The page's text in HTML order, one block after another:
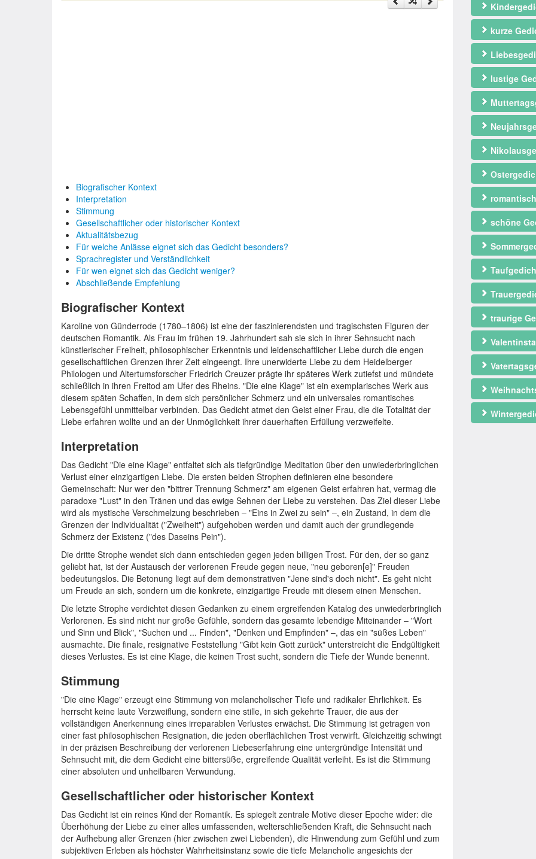
Biografischer Kontext
Interpretation
Stimmung
Gesellschaftlicher oder historischer Kontext
Aktualitätsbezug
Für welche Anlässe eignet sich das Gedicht besonders?
Sprachregister und Verständlichkeit
Für wen eignet sich das Gedicht weniger?
Abschließende Empfehlung
Biografischer Kontext
Karoline von Günderrode (1780–1806) ist eine der faszinierendsten und tragischsten Figuren der
deutschen Romantik. Als Frau im frühen 19. Jahrhundert sah sie sich in ihrer Sehnsucht nach
künstlerischer Freiheit, philosophischer Erkenntnis und leidenschaftlicher Liebe durch die engen
gesellschaftlichen Grenzen ihrer Zeit eingeengt. Ihre unerwiderte Liebe zu dem Heidelberger
Philologen und Altertumsforscher Friedrich Creuzer prägte ihr späteres Werk zutiefst und mündete
schließlich in ihren Freitod am Ufer des Rheins. "Die eine Klage" ist ein exemplarisches Werk aus
diesem späten Schaffen, in dem sich persönlicher Schmerz und ein universales romantisches
Lebensgefühl unmittelbar verbinden. Das Gedicht atmet den Geist einer Frau, die die Totalität der
Liebe erfahren wollte und an der Unmöglichkeit ihrer dauerhaften Erfüllung verzweifelte.
Interpretation
Das Gedicht "Die eine Klage" entfaltet sich als tiefgründige Meditation über den unwiederbringlichen
Verlust einer einzigartigen Liebe. Die ersten beiden Strophen definieren eine besondere
Gemeinschaft: Nur wer den "bittrer Trennung Schmerz" am eigenen Geist erfahren hat, vermag die
paradoxe "Lust" in den Tränen und das ewige Sehnen der Liebe zu verstehen. Das Ziel dieser Liebe
wird als mystische Verschmelzung beschrieben – "Eins in Zwei zu sein" –, ein Zustand, in dem die
Grenzen der Individualität ("Zweiheit") aufgehoben werden und damit auch der grundlegende
Schmerz der Existenz ("des Daseins Pein").
Die dritte Strophe wendet sich dann entschieden gegen jeden billigen Trost. Für den, der so ganz
geliebt hat, ist der Austausch der verlorenen Freude gegen neue, "neu geboren[e]" Freuden
bedeutungslos. Die Betonung liegt auf dem demonstrativen "Jene sind's doch nicht". Es geht nicht
um Freude an sich, sondern um die konkrete, einzigartige Freude mit diesem einen Menschen.
Die letzte Strophe verdichtet diesen Gedanken zu einem ergreifenden Katalog des unwiederbringlich
Verlorenen. Es sind nicht nur große Gefühle, sondern das gesamte lebendige Miteinander – "Wort
und Sinn und Blick", "Suchen und ... Finden", "Denken und Empfinden" –, das ein "süßes Leben"
ausmachte. Die finale, resignative Feststellung "Gibt kein Gott zurück" unterstreicht die Endgültigkeit
dieses Verlustes. Es ist eine Klage, die keinen Trost sucht, sondern die Tiefe der Wunde benennt.
Stimmung
"Die eine Klage" erzeugt eine Stimmung von melancholischer Tiefe und radikaler Ehrlichkeit. Es
herrscht keine laute Verzweiflung, sondern eine stille, in sich gekehrte Trauer, die aus der
vollständigen Anerkennung eines irreparablen Verlustes erwächst. Die Stimmung ist getragen von
einer fast philosophischen Resignation, die jeden oberflächlichen Trost verwirft. Gleichzeitig schwingt
in der präzisen Beschreibung der verlorenen Liebeserfahrung eine untergründige Intensität und
Sehnsucht mit, die dem Gedicht eine bittersüße, ergreifende Qualität verleiht. Es ist die Stimmung
einer absoluten und unheilbaren Verwundung.
Gesellschaftlicher oder historischer Kontext
Das Gedicht ist ein reines Kind der Romantik. Es spiegelt zentrale Motive dieser Epoche wider: die
Überhöhung der Liebe zu einer alles umfassenden, welterschließenden Kraft, die Sehnsucht nach
der Aufhebung aller Grenzen (hier zwischen zwei Liebenden), die Hinwendung zum Gefühl und zum
subjektiven Erleben als höchster Wahrheitsinstanz sowie die tiefe Melancholie angesichts der
kurze
lustige
schöne
traurige